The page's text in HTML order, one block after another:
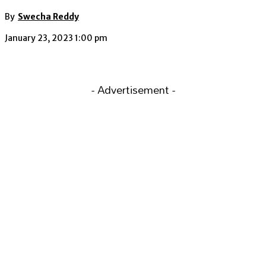
By Swecha Reddy
January 23, 2023 1:00 pm
- Advertisement -